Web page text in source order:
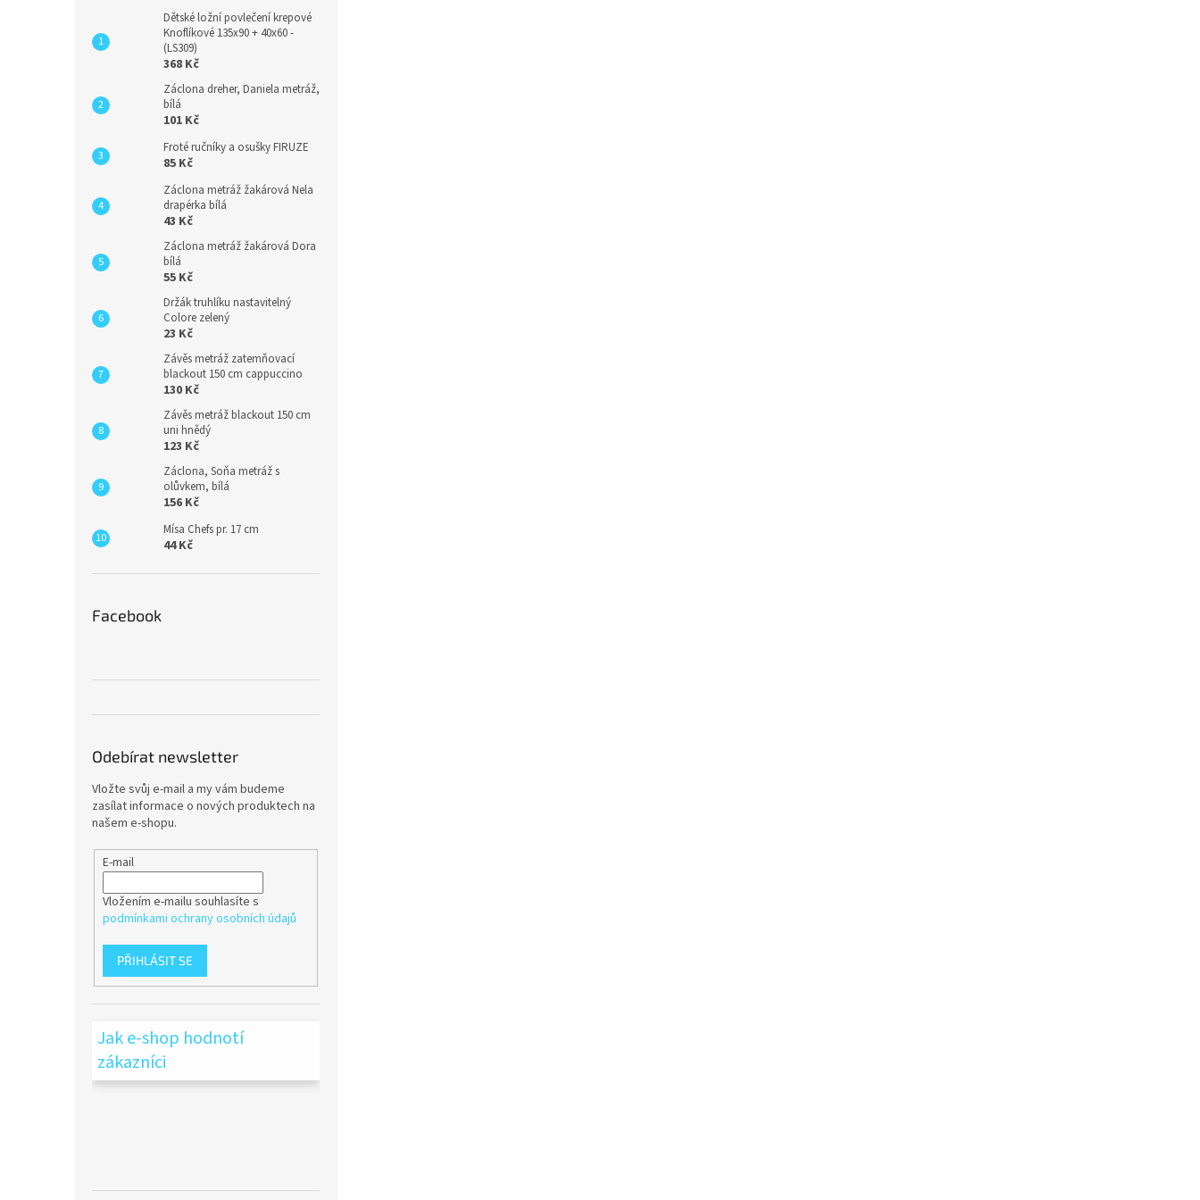
Dětské ložní povlečení krepové
Knoflíkové 135x90 + 40x60 -
(LS309)
368 Kč
Záclona dreher, Daniela metráž,
bílá
101 Kč
Froté ručníky a osušky FIRUZE
85 Kč
Záclona metráž žakárová Nela
drapérka bílá
43 Kč
Záclona metráž žakárová Dora
bílá
55 Kč
Držák truhlíku nastavitelný
Colore zelený
23 Kč
Závěs metráž zatemňovací
blackout 150 cm cappuccino
130 Kč
Závěs metráž blackout 150 cm
uni hnědý
123 Kč
Záclona, Soňa metráž s
olůvkem, bílá
156 Kč
Mísa Chefs pr. 17 cm
44 Kč
Facebook
Odebírat newsletter
Vložte svůj e-mail a my vám budeme
zasílat informace o nových produktech na
našem e-shopu.
E-mail
Vložením e-mailu souhlasíte s
podmínkami ochrany osobních údajů
PŘIHLÁSIT SE
Jak e-shop hodnotí
zákazníci